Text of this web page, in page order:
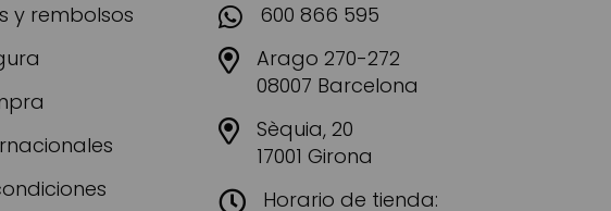
y rembolsos
600 866 595
Arago 270-272
08007 Barcelona
Sèquia, 20
17001 Girona
Horario de tienda: